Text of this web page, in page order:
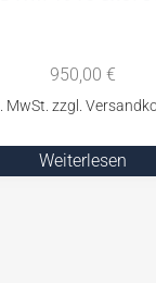
950,00 €
Weiterlesen